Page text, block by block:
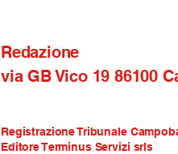
Redazione
via GB Vico 19 86100
Registrazione Tribunale
Editore Terminus Servizi srls